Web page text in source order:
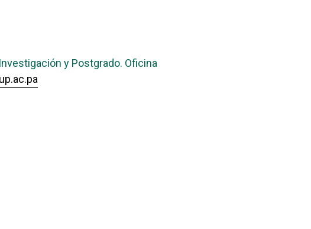
y Postgrado. Oficina